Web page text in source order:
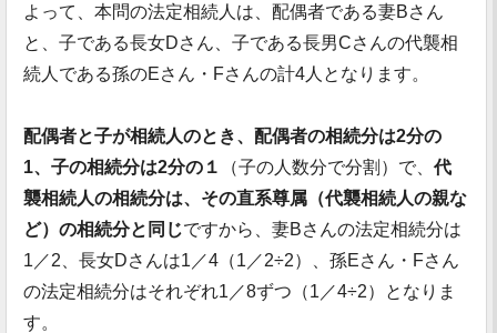
よって、本問の法定相続人は、配偶者である妻Bさん
と、子である長女Dさん、子である長男Cさんの代襲相
続人である孫のEさん・Fさんの計4人となります。
配偶者と子が相続人のとき、配偶者の相続分は2分の
1、子の相続分は2分の１
（子の人数分で分割）で、 代
襲相続人の相続分は、その直系尊属（代襲相続人の親な
ど）の相続分と同じですから、妻Bさんの法定相続分は
1／2、長女Dさんは1／4（1／2÷2）、孫Eさん・Fさん
の法定相続分はそれぞれ1／8ずつ（1／4÷2）となりま
す。